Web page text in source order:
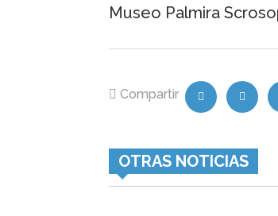
Museo Palmira
Compartir
OTRAS NOTICIAS